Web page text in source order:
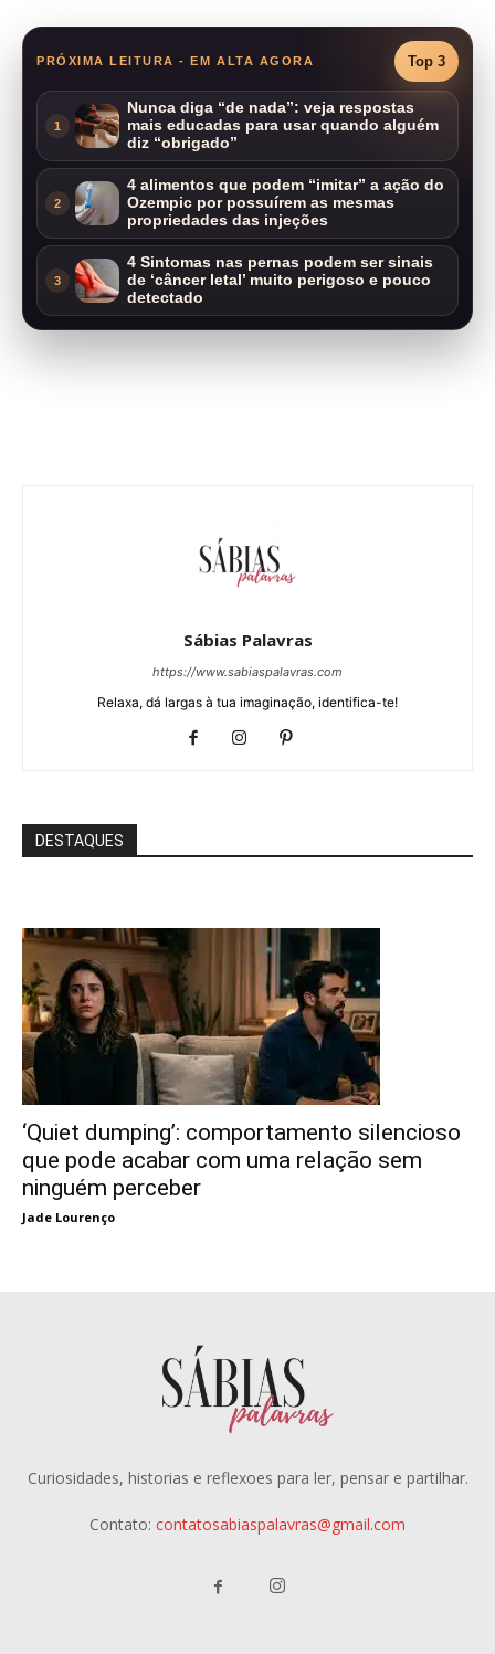
PRÓXIMA LEITURA - EM ALTA AGORA Top 3
1
Nunca diga “de nada”: veja respostas
mais educadas para usar quando alguém
diz “obrigado”
2
4 alimentos que podem “imitar” a ação do
Ozempic por possuírem as mesmas
propriedades das injeções
3
4 Sintomas nas pernas podem ser sinais
de ‘câncer letal’ muito perigoso e pouco
detectado
Sábias Palavras
https://www.sabiaspalavras.com
Relaxa, dá largas à tua imaginação, identifica-te!
DESTAQUES
‘Quiet dumping’: comportamento silencioso
que pode acabar com uma relação sem
ninguém perceber
Jade Lourenço
Curiosidades, historias e reflexoes para ler, pensar e partilhar.
Contato: contatosabiaspalavras@gmail.com